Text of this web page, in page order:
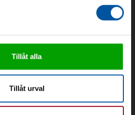
Tillåt alla
Tillåt urval